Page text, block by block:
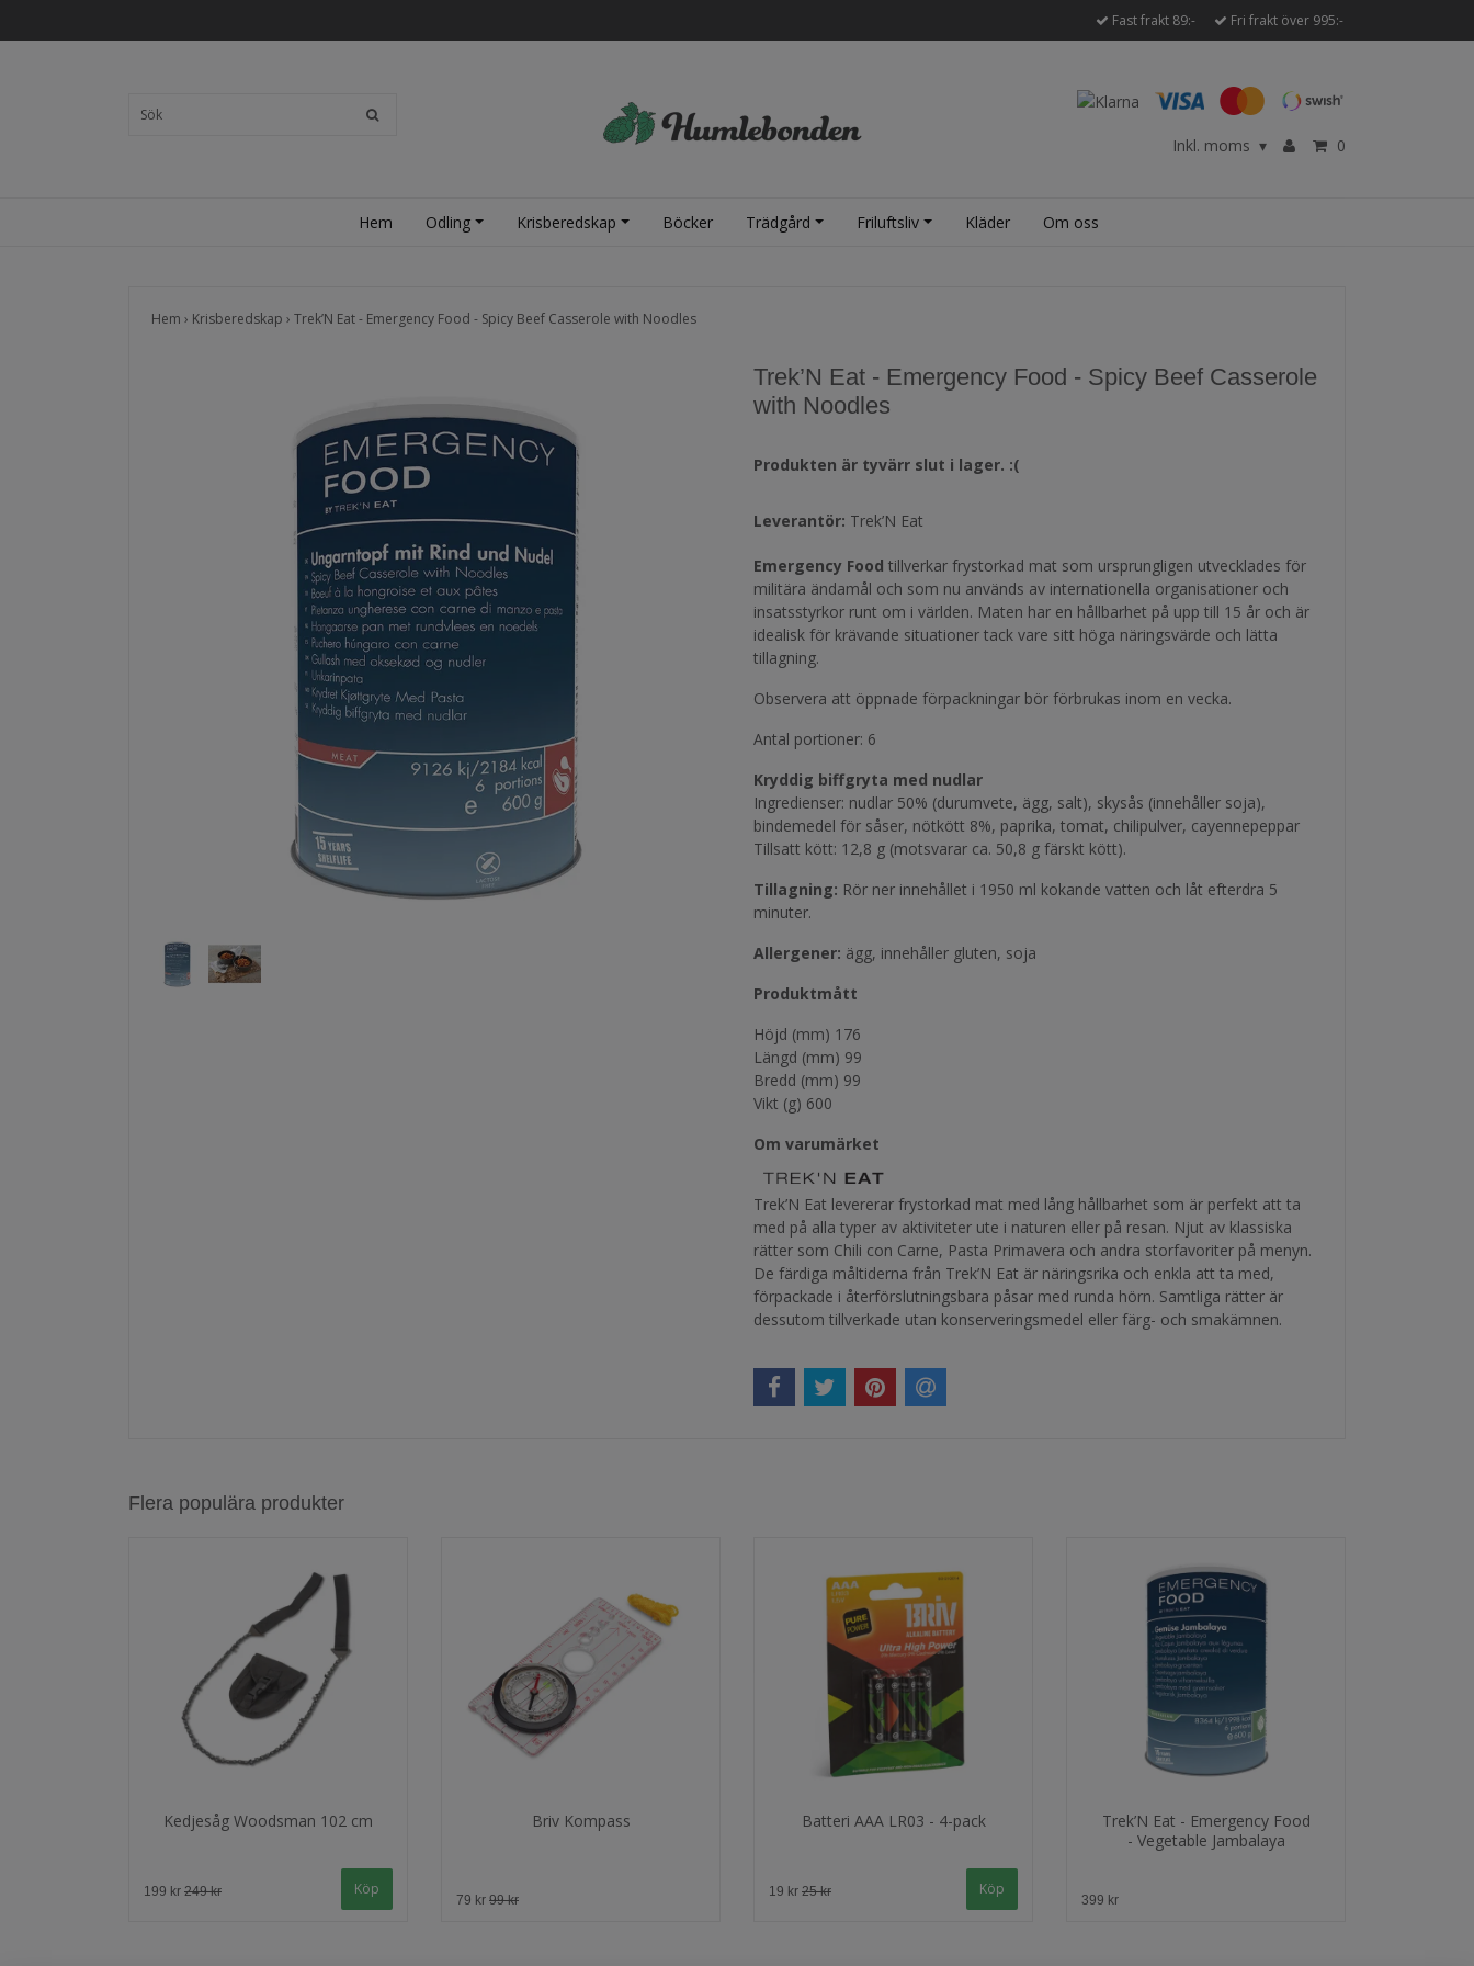
Fast frakt 89:- Fri frakt över 995:-
Inkl. moms ▾ 0
Hem Odling Krisberedskap Böcker Trädgård Friluftsliv Kläder Om oss
Hem › Krisberedskap › Trek’N Eat - Emergency Food - Spicy Beef Casserole with Noodles
Trek’N Eat - Emergency Food - Spicy Beef Casserole
with Noodles
Produkten är tyvärr slut i lager. :(
Leverantör: Trek’N Eat
Emergency Food tillverkar frystorkad mat som ursprungligen utvecklades för
militära ändamål och som nu används av internationella organisationer och
insatsstyrkor runt om i världen. Maten har en hållbarhet på upp till 15 år och är
idealisk för krävande situationer tack vare sitt höga näringsvärde och lätta
tillagning.
Observera att öppnade förpackningar bör förbrukas inom en vecka.
Antal portioner: 6
Kryddig biffgryta med nudlar
Ingredienser: nudlar 50% (durumvete, ägg, salt), skysås (innehåller soja),
bindemedel för såser, nötkött 8%, paprika, tomat, chilipulver, cayennepeppar
Tillsatt kött: 12,8 g (motsvarar ca. 50,8 g färskt kött).
Tillagning: Rör ner innehållet i 1950 ml kokande vatten och låt efterdra 5
minuter.
Allergener: ägg, innehåller gluten, soja
Produktmått
Höjd (mm) 176
Längd (mm) 99
Bredd (mm) 99
Vikt (g) 600
Om varumärket
Trek’N Eat levererar frystorkad mat med lång hållbarhet som är perfekt att ta
med på alla typer av aktiviteter ute i naturen eller på resan. Njut av klassiska
rätter som Chili con Carne, Pasta Primavera och andra storfavoriter på menyn.
De färdiga måltiderna från Trek’N Eat är näringsrika och enkla att ta med,
förpackade i återförslutningsbara påsar med runda hörn. Samtliga rätter är
dessutom tillverkade utan konserveringsmedel eller färg- och smakämnen.
Flera populära produkter
Kedjesåg Woodsman 102 cm
199 kr 249 kr
Briv Kompass
79 kr 99 kr
Batteri AAA LR03 - 4-pack
19 kr 25 kr
Trek’N Eat - Emergency Food
- Vegetable Jambalaya
399 kr